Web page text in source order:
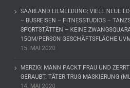
SAARLAND EILMELDUNG: VIELE NEUE
– BUSREISEN – FITNESSTUDIOS –
SPORTSTÄTTEN – KEINE
15QM/PERSON GESCHÄFTSFLÄCHE
15. MAI 2020
MERZIG: MANN PACKT FRAU UND
GERAUBT. TÄTER TRUG MASKIERUNG
14. MAI 2020